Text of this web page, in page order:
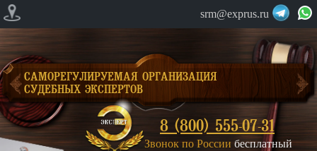
srm@exprus.ru
САМОРЕГУЛИРУЕМАЯ ОРГАНИЗАЦИЯ
СУДЕБНЫХ ЭКСПЕРТОВ
8 (800) 555-07-31
Звонок по России бесплатный